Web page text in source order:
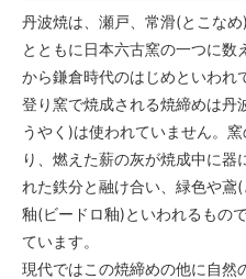
丹波焼は、瀬戸、常滑(とこな
とともに日本六古窯の一つに数
から鎌倉時代のはじめといわれ
登り窯で焼成される焼締めは丹
うやく)は使われていません。
り、燃えた薪の灰が焼成中に器
れた鉄分と融け合い、緑色や鳶
釉(ビードロ釉)といわれるもの
ています。
現代ではこの焼締めの他に自然